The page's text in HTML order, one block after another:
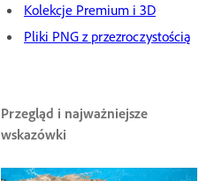
Kolekcje Premium i 3D
Pliki PNG z przezroczystością
Przegląd i najważniejsze
wskazówki